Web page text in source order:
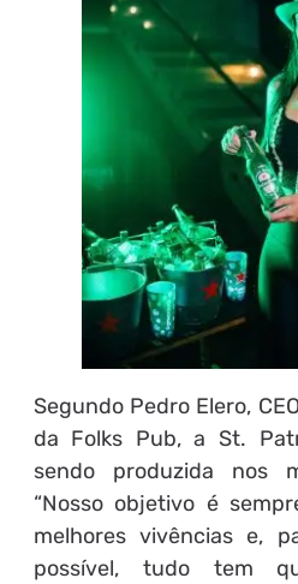
Segundo Pedro Elero,
da Folks Pub, a St.
sendo produzida nos
“Nosso objetivo é
melhores vivências e,
possível, tudo tem